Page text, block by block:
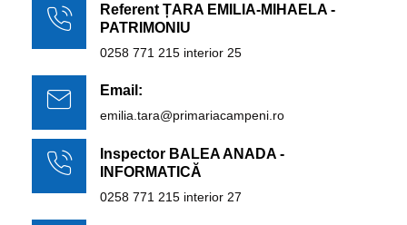
Referent ȚARA EMILIA-MIHAELA -
PATRIMONIU
0258 771 215 interior 25
Email:
emilia.tara@primariacampeni.ro
Inspector BALEA ANADA -
INFORMATICĂ
0258 771 215 interior 27